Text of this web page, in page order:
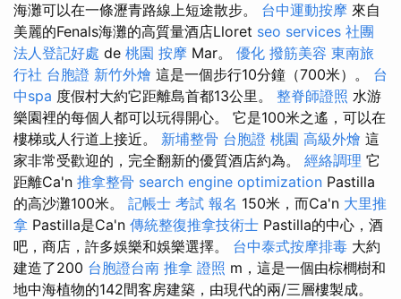
海灘可以在一條瀝青路線上短途散步。 台中運動按摩 來自
美麗的Fenals海灘的高質量酒店Lloret seo services 社團
法人登記好處 de 桃園 按摩 Mar。 優化 撥筋美容 東南旅
行社 台胞證 新竹外燴 這是一個步行10分鐘（700米）。 台
中spa 度假村大約它距離島首都13公里。 整脊師證照 水游
樂園裡的每個人都可以玩得開心。 它是100米之遙，可以在
樓梯或人行道上接近。 新埔整骨 台胞證 桃園 高級外燴 這
家非常受歡迎的，完全翻新的優質酒店約為。 經絡調理 它
距離Ca'n 推拿整骨 search engine optimization Pastilla
的高沙灘100米。 記帳士 考試 報名 150米，而Ca'n 大里推
拿 Pastilla是Ca'n 傳統整復推拿技術士 Pastilla的中心，酒
吧，商店，許多娛樂和娛樂選擇。 台中泰式按摩排毒 大約
建造了200 台胞證台南 推拿 證照 m，這是一個由棕櫚樹和
地中海植物的142間客房建築，由現代的兩/三層樓製成。